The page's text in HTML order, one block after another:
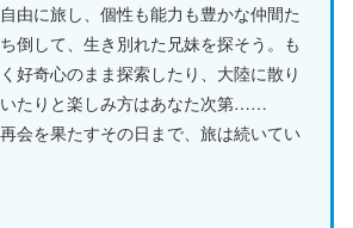
由に旅し、個性も能力も豊かな仲間た
倒して、生き別れた兄妹を探そう。も
好奇心のまま探索したり、大陸に散り
たりと楽しみ方はあなた次第……
会を果たすその日まで、旅は続いてい